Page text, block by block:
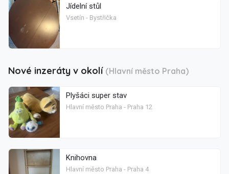
Jídelní stůl
Vsetín - Bystřička
Nové inzeráty v okolí (Hlavní město Praha)
Plyšáci super stav
Hlavní město Praha - Praha 12
Knihovna
Hlavní město Praha - Praha 4